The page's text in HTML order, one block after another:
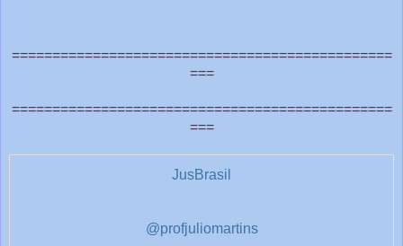
ê
t
===============================================
===
===============================================
===
JusBrasil
@profjuliomartins